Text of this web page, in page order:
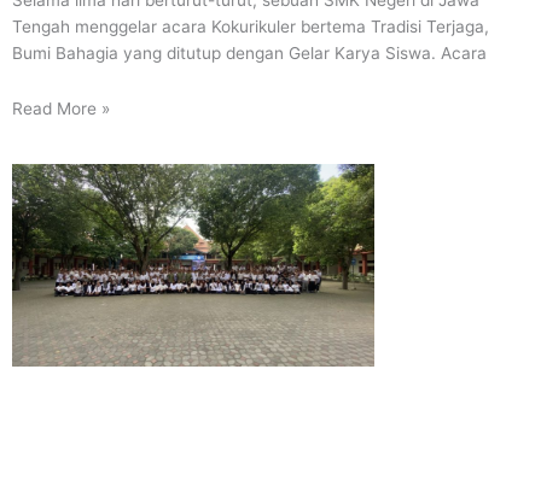
Tengah menggelar acara Kokurikuler bertema Tradisi Terjaga,
Bumi Bahagia yang ditutup dengan Gelar Karya Siswa. Acara
Read More »